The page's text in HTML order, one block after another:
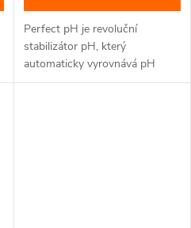
Perfect pH je revoluční
stabilizátor pH, který
automaticky vyrovnává pH
vašeho...